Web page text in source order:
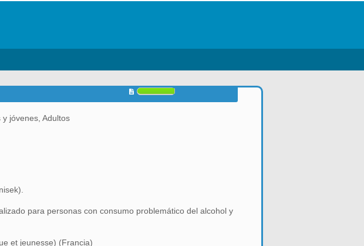
y jóvenes, Adultos
para personas con consumo problemático del alcohol y
et jeunesse) (Francia)